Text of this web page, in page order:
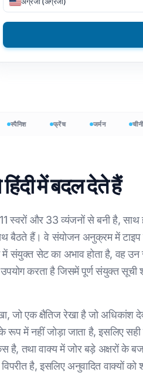
DOCX से TXT
निःशुल्क शुरू करें
Filipino
स्पैनिश फ्रेंच जर्मन चीनी
में बदल देते हैं
11 स्वरों और 33 व्यंजनों से बनी है,
बैठते हैं। वे संयोजन अनुक्रम में
सेट का अभाव होता है, वह उन
करता है जिसमें पूर्ण संयुक्त सूची
जो एक क्षैतिज रेखा है जो अधिकांश
में नहीं जोड़ा जाता है, इसलिए सही
है, तथा वाक्य में जोर बड़े अक्षरों के
है, इसलिए अनुवादित वाक्यों